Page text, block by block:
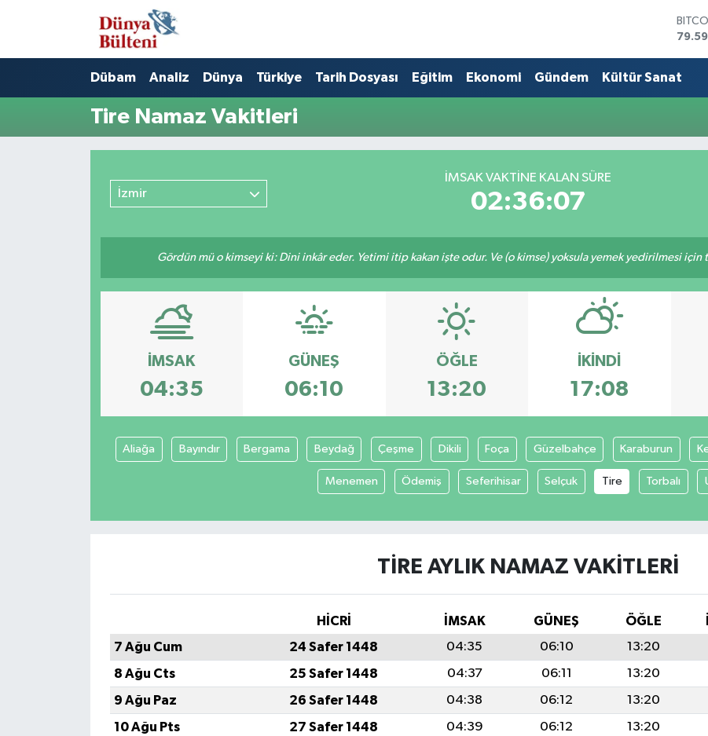
EURO
Dübam Analiz Dünya Türkiye Tarih Dosyası Eğitim Ekonomi Gündem Kültür Sanat
Tire Namaz Vakitleri
İzmir
İMSAK VAKTİNE KALAN SÜRE
02:36:07
Gördün mü o kimseyi ki: Dini inkâr eder. Yetimi itip kakan işte odur. Ve (o kimse) yoksula yemek yedirilmesi için
İMSAK
04:35
GÜNEŞ
06:10
ÖĞLE
13:20
İKINDI
17:08
Aliağa Bayındır Bergama Beydağ Çeşme Dikili Foça Güzelbahçe Karaburun
Menemen Ödemiş Seferihisar Selçuk Tire Torbalı
TIRE AYLIK NAMAZ VAKITLERI
HİCRİ İMSAK GÜNEŞ ÖĞLE
7 Ağu Cum
24 Safer 1448 04:35 06:10 13:20
8 Ağu Cts
25 Safer 1448 04:37 06:11 13:20
9 Ağu Paz
26 Safer 1448 04:38 06:12 13:20
10 Ağu Pts
27 Safer 1448 04:39 06:12 13:20
Nöbetçi Eczaneler
Hava Durumu
Namaz Vakitleri
Trafik Durumu